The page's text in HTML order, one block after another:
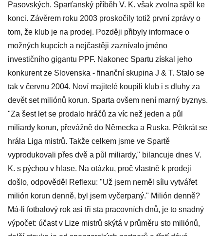
Pasovských. Sparťanský příběh V. K. však zvolna spěl ke
konci. Závěrem roku 2003 proskočily totiž první zprávy o
tom, že klub je na prodej. Později přibyly informace o
možných kupcích a nejčastěji zaznívalo jméno
investičního gigantu PPF. Nakonec Spartu získal jeho
konkurent ze Slovenska - finanční skupina J & T. Stalo se
tak v červnu 2004. Noví majitelé koupili klub i s dluhy za
devět set miliónů korun. Sparta ovšem není marný byznys.
"Za šest let se prodalo hráčů za víc než jeden a půl
miliardy korun, převážně do Německa a Ruska. Pětkrát se
hrála Liga mistrů. Takže celkem jsme ve Spartě
vyprodukovali přes dvě a půl miliardy," bilancuje dnes V.
K. s pýchou v hlase. Na otázku, proč vlastně k prodeji
došlo, odpověděl Reflexu: "Už jsem neměl sílu vytvářet
milión korun denně, byl jsem vyčerpaný." Milión denně?
Má-li fotbalový rok asi tři sta pracovních dnů, je to snadný
výpočet: účast v Lize mistrů skýtá v průměru sto miliónů,